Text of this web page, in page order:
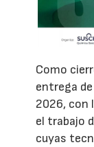
Como
entrega
2026, con
el trabajo
cuyas